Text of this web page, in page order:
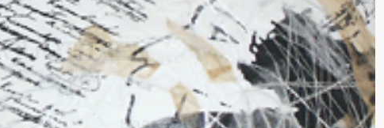
Share Project :